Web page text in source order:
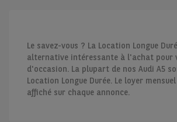
Le savez-vous ? La Location Longue
alternative intéressante à l'achat pour
d'occasion. La plupart de nos Audi A5
Location Longue Durée. Le loyer
affiché sur chaque annonce.